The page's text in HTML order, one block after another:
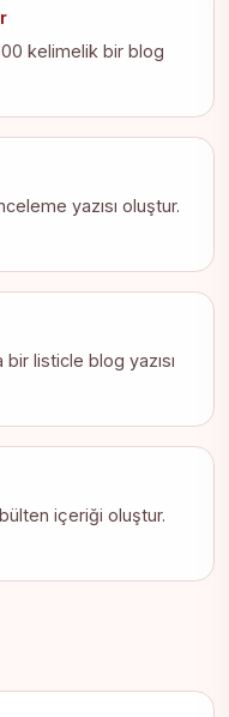
kelimelik bir blog
yazısı oluştur.
listicle blog yazısı
içeriği oluştur.